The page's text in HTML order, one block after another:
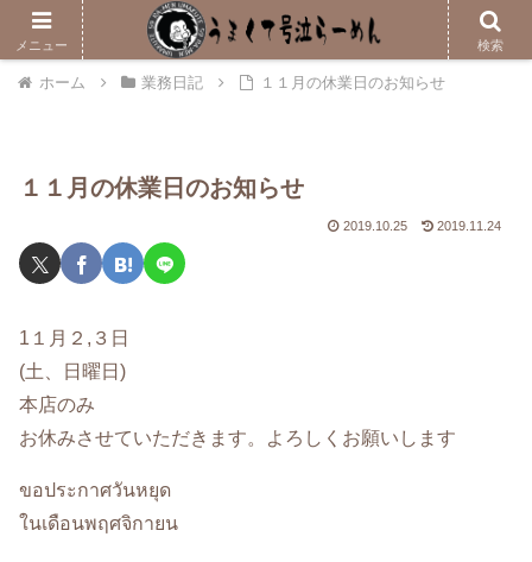
メニューはこちら
ホーム 業務日記 １１月の休業日のお知らせ
１１月の休業日のお知らせ
2019.10.25 2019.11.24
1１月２,３日
(土、日曜日)
本店のみ
お休みさせていただきます。よろしくお願いします
ขอประกาศวันหยุด
ในเดือนพฤศจิกายน
メニュー 検索